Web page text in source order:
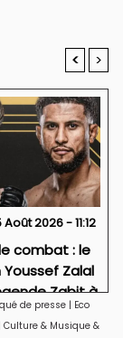
< >
2026 - 11:12
combat : le
Zalal
Zabit à
de presse | Eco
Culture & Musique &